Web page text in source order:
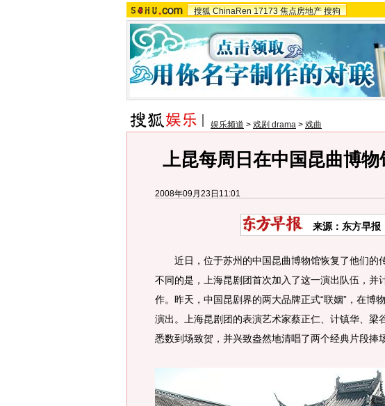
搜狐 ChinaRen 17173 焦点房地产 搜狗
娱乐频道 > 戏剧 drama > 戏曲
上昆每周日在中国昆曲博
2008年09月23日11:01
来源：东方早报
近日，位于苏州的中国昆曲博物馆恢复了他们的
不同的是，上海昆剧团首次加入了这一演出队伍，并
作。昨天，中国昆剧界的两大品牌正式“联姻”，在博
演出。上海昆剧团的表演艺术家蔡正仁、计镇华、梁
悉数到场致贺，并兴致盎然地清唱了两个经典片段捧场